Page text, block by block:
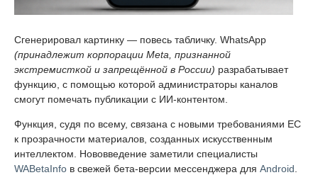
Сгенерировал картинку — повесь табличку. WhatsApp
(принадлежит корпорации Meta, признанной
экстремисткой и запрещённой в России) разрабатывает
функцию, с помощью которой администраторы каналов
смогут помечать публикации с ИИ-контентом.
Функция, судя по всему, связана с новыми требованиями ЕС
к прозрачности материалов, созданных искусственным
интеллектом. Нововведение заметили специалисты
WABetaInfo в свежей бета-версии мессенджера для Android